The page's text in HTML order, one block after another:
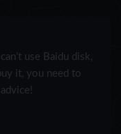
use Baidu disk,
it, you need to